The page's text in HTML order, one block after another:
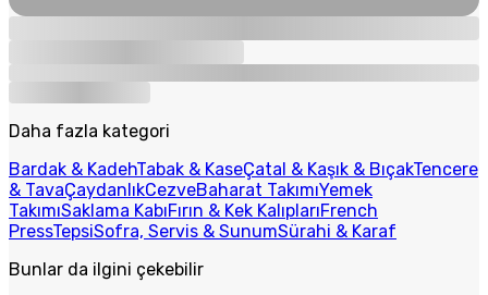
Daha fazla kategori
Bardak & KadehTabak & KaseÇatal & Kaşık & BıçakTencere
& TavaÇaydanlıkCezveBaharat TakımıYemek
TakımıSaklama KabıFırın & Kek KalıplarıFrench
PressTepsiSofra, Servis & SunumSürahi & Karaf
Bunlar da ilgini çekebilir